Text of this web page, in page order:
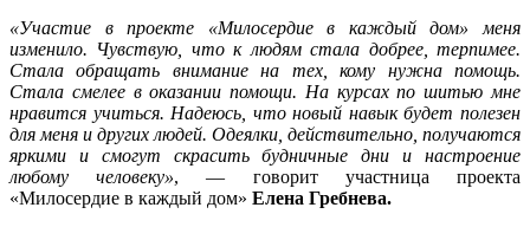
«Участие в проекте «Милосердие в каждый дом» меня
изменило. Чувствую, что к людям стала добрее, терпимее.
Стала обращать внимание на тех, кому нужна помощь.
Стала смелее в оказании помощи. На курсах по шитью мне
нравится учиться. Надеюсь, что новый навык будет полезен
для меня и других людей. Одеялки, действительно, получаются
яркими и смогут скрасить будничные дни и настроение
любому человеку», — говорит участница проекта
«Милосердие в каждый дом» Елена Гребнева.